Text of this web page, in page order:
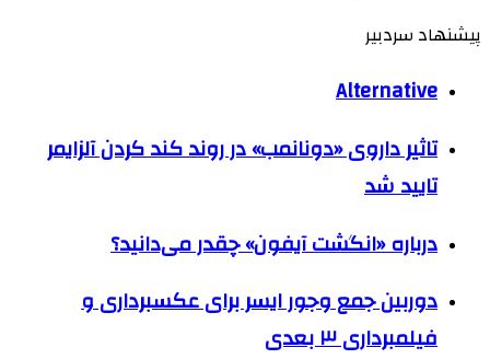
پیشنهاد سردبیر
Alternative
تاثیر داروی «دونانمب» در روند کند کردن آلزایمر
تایید شد
درباره «انگشت آیفون» چقدر می‌دانید؟
دوربین جمع وجور ایسر برای عکسبرداری و
فیلمبرداری ۳ بعدی